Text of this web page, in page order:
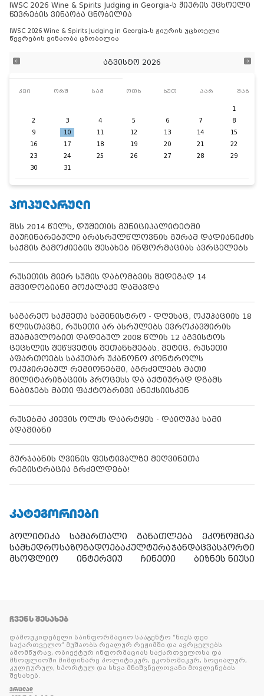
IWSC 2026 Wine & Spirits Judging in Georgia-ს ჟიურის უცხოელი
წევრების ვინაობა ცნობილია
IWSC 2026 Wine & Spirits Judging in Georgia-ს ჟიურის უცხოელი
წევრების ვინაობა ცნობილია
აგვისტო 2026
კვი ორშ სამ ოთხ ხუთ პარ შაბ
1
2
3 4 5 6 7
8
9
10 11 12 13 14
15
16
17 18 19 20 21
22
23
24 25 26 27 28
29
30
31
ᲞᲝᲞᲣᲚᲐᲠᲣᲚᲘ
შსს 2014 წელს, დუშეთის მუნიციპალიტეტში
გაუჩინარებული არასრულწლოვნის გურამ დადიანიძის
საქმის გამოძიების შესახებ ინფორმაციას ავრცელებს
რუსეთის მიერ სუმის დაბომბვის შედეგად 14
მშვიდობიანი მოქალაქე დაშავდა
საგარეო საქმეთა სამინისტრო - დღესაც, ოკუპაციის 18
წლისთავზე, რუსეთი არ ასრულებს ევროკავშირის
შუამავლობით დადებულ 2008 წლის 12 აგვისტოს
ცეცხლის შეწყვეტის შეთანხმებას. მეტიც, რუსეთი
აფართოებს საკუთარ უკანონო კონტროლს
ოკუპირებულ რეგიონებში, აგრძელებს მათი
მილიტარიზაციის პროცესს და აქტიურად დგამს
ნაბიჯებს მათი ფაქტობრივი ანექსიისკენ
რუსებმა კიევის ოლქს დაარტყეს - დაიღუპა სამი
ადამიანი
გურჯაანის ღვინის ფესტივალზე მეღვინეთა
რეგისტრაცია გრძელდება!
ᲙᲐᲢᲔᲒᲝᲠᲘᲔᲑᲘ
პოლიტიკა სამართალი განათლება
ეკონომიკა
სამხედროსაზოგადოებაკულტურაჯანდაცვასპორტი
მსოფლიო
ინტერვიუ ჩინეთი ბიზნეს ნიუსი
ᲩᲕᲔᲜᲡ ᲨᲔᲡᲐᲮᲔᲑ
დამოუკიდებელი საინფორმაციო სააგენტო “ნიუს დეი
საქართველო” მუშაობს რეალურ რეჟიმში და ავრცელებს
ამომწურავ, ობიექტურ ინფორმაციას საქართველოსა და
მსოფლიოში მიმდინარე პოლიტიკურ, ეკონომიკურ, სოციალურ,
კულტურულ, სპორტულ და სხვა მნიშვნელოვანი მოვლენების
შესახებ.
ᲕᲠᲪᲚᲐᲓ